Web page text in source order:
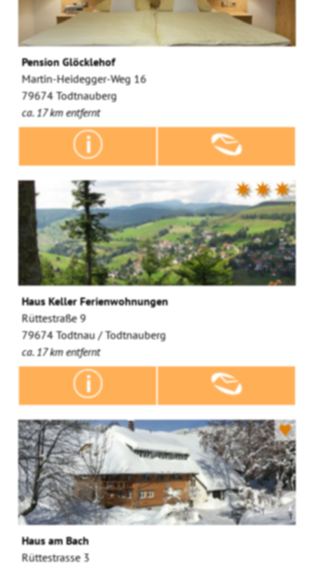
Pension Glöcklehof
Martin-Heidegger-Weg 16
79674 Todtnauberg
ca. 17 km entfernt
✷✷✷
Haus Keller Ferienwohnungen
Rüttestraße 9
79674 Todtnau / Todtnauberg
ca. 17 km entfernt
♥
Haus am Bach
Rüttestrasse 3